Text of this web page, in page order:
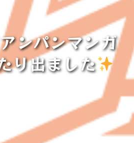
ンパンマンガ
り出ました